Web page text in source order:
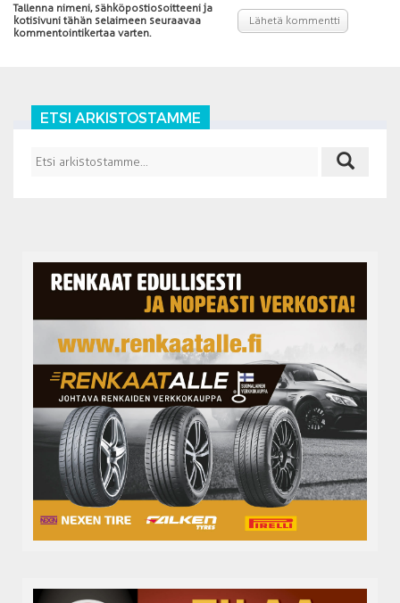
Tallenna nimeni, sähköpostiosoitteeni ja
kotisivuni tähän selaimeen seuraavaa
kommentointikertaa varten.
ETSI ARKISTOSTAMME